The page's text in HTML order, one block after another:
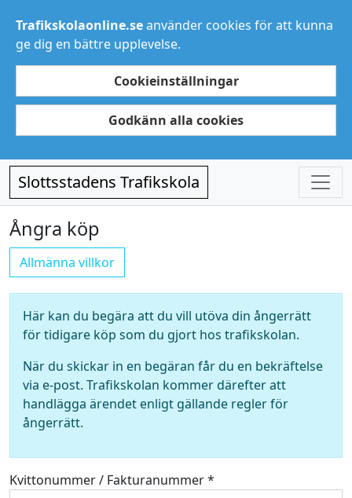
Trafikskolaonline.seanvänder cookies för att kunna
ge dig en bättre upplevelse.
Cookieinställningar
Godkänn alla cookies
Slottsstadens Trafikskola
Ångra köp
Allmänna villkor
Här kan du begära att du vill utöva din ångerrätt
för tidigare köp som du gjort hos trafikskolan.
När du skickar in en begäran får du en bekräftelse
via e-post. Trafikskolan kommer därefter att
handlägga ärendet enligt gällande regler för
ångerrätt.
Kvittonummer / Fakturanummer *